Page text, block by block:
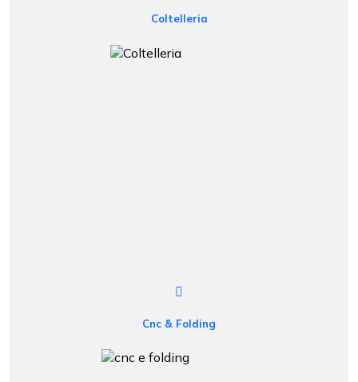
Coltelleria
Cnc & Folding